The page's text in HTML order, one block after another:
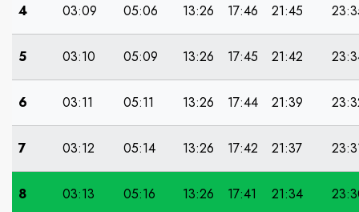
4 03:09 05:06 13:26 17:46 21:45
5 03:10 05:09 13:26 17:45 21:42
6 03:11 05:11 13:26 17:44 21:39
7 03:12 05:14 13:26 17:42 21:37
8 03:13 05:16 13:26 17:41 21:34